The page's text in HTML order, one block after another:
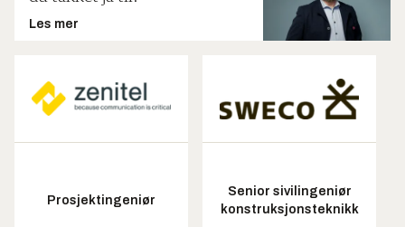
Les mer
Prosjektingeniør
Senior sivilingeniør
konstruksjonsteknikk